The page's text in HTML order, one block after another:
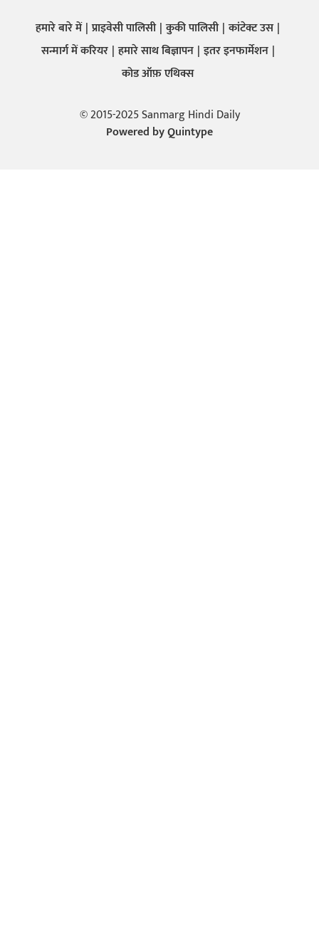
हमारे बारे में प्राइवेसी पालिसी कुकी पालिसी कांटेक्ट उस
सन्मार्ग में करियर हमारे साथ बिज्ञापन इतर इनफार्मेशन
कोड ऑफ़ एथिक्स
© 2015-2025 Sanmarg Hindi Daily
Powered byQuintype